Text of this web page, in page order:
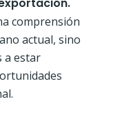
comprensión
actual, sino
a estar